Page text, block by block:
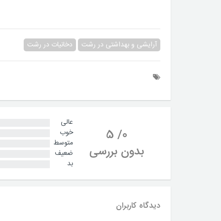
آرایشی و بهداشتی در رشت دخانیات در رشت
0
/
5
بدون بررسی
عالی
خوب
متوسط
ضعیف
بد
دیدگاه کاربران